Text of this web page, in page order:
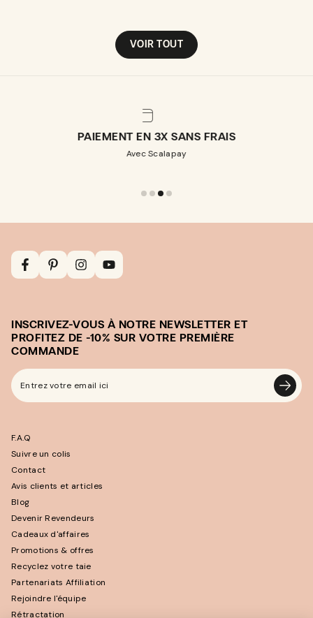
VOIR TOUT
PAIEMENT EN 3X SANS FRAIS
Avec Scalapay
INSCRIVEZ-VOUS À NOTRE NEWSLETTER ET
PROFITEZ DE -10% SUR VOTRE PREMIÈRE
COMMANDE
Entrez
votre
ici
F.A.Q
Suivre un colis
Contact
Avis clients et articles
Blog
Devenir Revendeurs
Cadeaux d'affaires
Promotions & offres
Recyclez votre taie
Partenariats Affiliation
Rejoindre l'équipe
Rétractation
FacebookPinterestInstagramYouTube